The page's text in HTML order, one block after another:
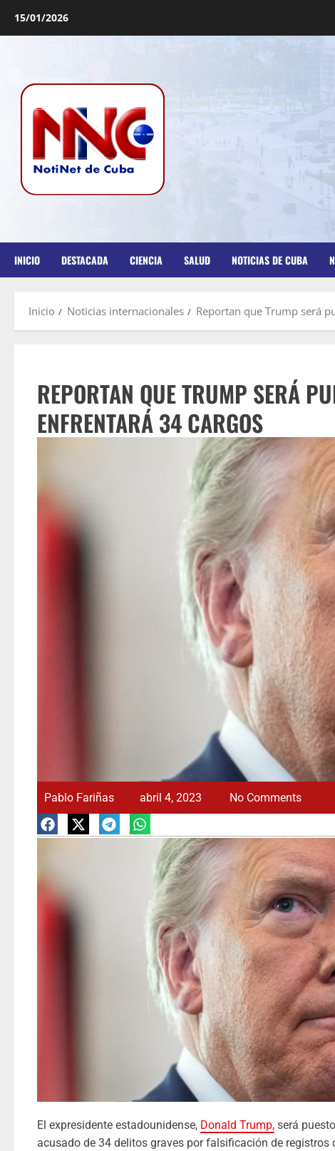
15/01/2026
INICIO DESTACADA CIENCIA SALUD NOTICIAS DE CUBA
Inicio Noticias internacionales Reportan que Trump será
REPORTAN QUE TRUMP SERÁ
ENFRENTARÁ 34 CARGOS
Pablo Fariñas abril 4, 2023 No Comments
El expresidente estadounidense, Donald Trump, será
acusado de 34 delitos graves por falsificación de registros